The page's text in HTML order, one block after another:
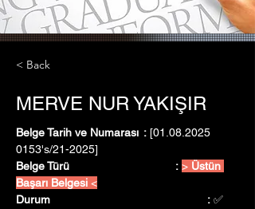
< Back
MERVE NUR YAKIŞIR
Belge Tarih ve Numarası	: [01.08.2025
0153's/21-2025]
Belge Türü				: > Üstün
Başarı Belgesi <
Durum					: ✅